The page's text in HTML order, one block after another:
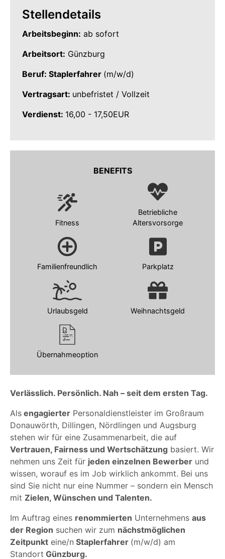
Verlässlich. Persönlich. Nah – seit dem ersten Tag.
Als engagierter Personaldienstleister im Großraum
Donauwörth, Dillingen, Nördlingen und Augsburg
stehen wir für eine Zusammenarbeit, die auf
Vertrauen, Fairness und Wertschätzung basiert. Wir
nehmen uns Zeit für jeden einzelnen Bewerber und
wissen, worauf es im Job wirklich ankommt. Bei uns
sind Sie nicht nur eine Nummer – sondern ein Mensch
mit Zielen, Wünschen und Talenten.
Im Auftrag eines renommierten Unternehmens aus
der Region suchen wir zum nächstmöglichen
Zeitpunkt eine/n Staplerfahrer (m/w/d) am
Standort Günzburg.
Stellendetails
Arbeitsbeginn: ab sofort
Arbeitsort: Günzburg
Beruf: Staplerfahrer (m/w/d)
Vertragsart: unbefristet / Vollzeit
Verdienst: 16,00 - 17,50EUR
BENEFITS
Fitness
Betriebliche
Altersvorsorge
Familienfreundlich Parkplatz
Urlaubsgeld Weihnachtsgeld
Übernahmeoption